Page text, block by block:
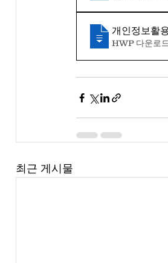
개인정보활
HWP 다운로
최근 게시물